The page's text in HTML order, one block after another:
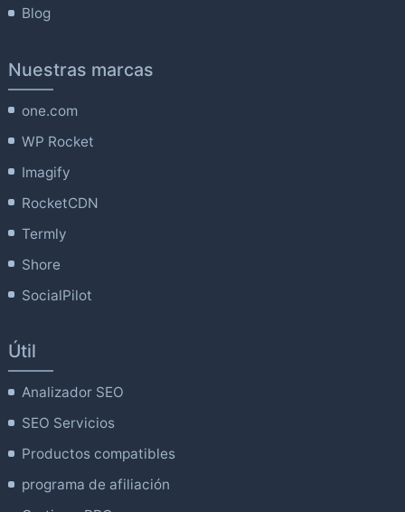
Blog
Nuestras marcas
one.com
WP Rocket
Imagify
RocketCDN
Termly
Shore
SocialPilot
Útil
Analizador SEO
SEO Servicios
Productos compatibles
programa de afiliación